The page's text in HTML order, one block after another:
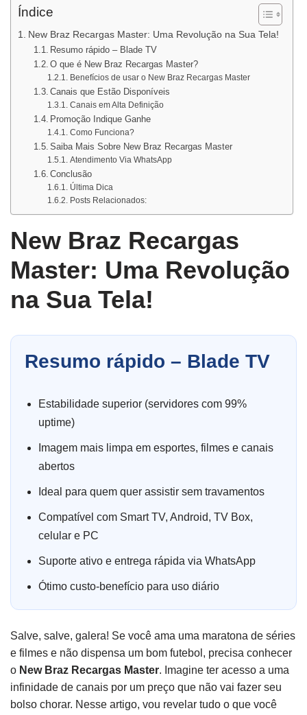
Índice
New Braz Recargas Master: Uma Revolução na Sua Tela!
Resumo rápido – Blade TV
O que é New Braz Recargas Master?
Benefícios de usar o New Braz Recargas Master
Canais que Estão Disponíveis
Canais em Alta Definição
Promoção Indique Ganhe
Como Funciona?
Saiba Mais Sobre New Braz Recargas Master
Atendimento Via WhatsApp
Conclusão
Última Dica
Posts Relacionados:
New Braz Recargas
Master: Uma Revolução
na Sua Tela!
Resumo rápido – Blade TV
Estabilidade superior (servidores com 99%
uptime)
Imagem mais limpa em esportes, filmes e canais
abertos
Ideal para quem quer assistir sem travamentos
Compatível com Smart TV, Android, TV Box,
celular e PC
Suporte ativo e entrega rápida via WhatsApp
Ótimo custo-benefício para uso diário
Salve, salve, galera! Se você ama uma maratona de séries
e filmes e não dispensa um bom futebol, precisa conhecer
o New Braz Recargas Master. Imagine ter acesso a uma
infinidade de canais por um preço que não vai fazer seu
bolso chorar. Nesse artigo, vou revelar tudo o que você